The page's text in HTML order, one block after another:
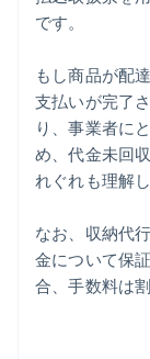
です。
もし商品が配
支払いが完了
り、事業者に
め、代金未回
れぐれも理解
なお、収納代
金について保
合、手数料は